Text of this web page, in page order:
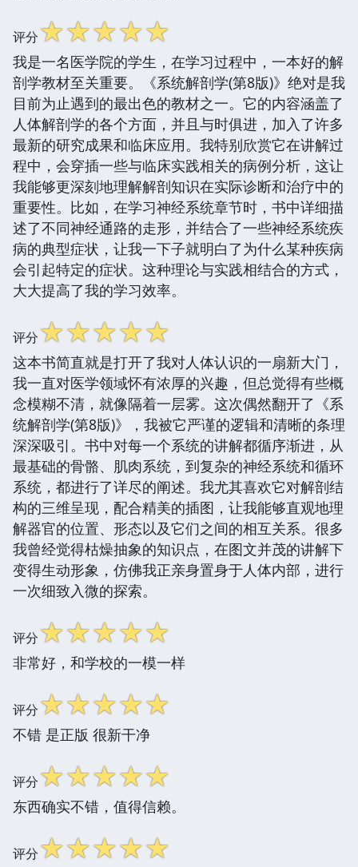
评分☆☆☆☆☆
我是一名医学院的学生，在学习过程中，一本好的解
剖学教材至关重要。《系统解剖学(第8版)》绝对是我
目前为止遇到的最出色的教材之一。它的内容涵盖了
人体解剖学的各个方面，并且与时俱进，加入了许多
最新的研究成果和临床应用。我特别欣赏它在讲解过
程中，会穿插一些与临床实践相关的病例分析，这让
我能够更深刻地理解解剖知识在实际诊断和治疗中的
重要性。比如，在学习神经系统章节时，书中详细描
述了不同神经通路的走形，并结合了一些神经系统疾
病的典型症状，让我一下子就明白了为什么某种疾病
会引起特定的症状。这种理论与实践相结合的方式，
大大提高了我的学习效率。
评分☆☆☆☆☆
这本书简直就是打开了我对人体认识的一扇新大门，
我一直对医学领域怀有浓厚的兴趣，但总觉得有些概
念模糊不清，就像隔着一层雾。这次偶然翻开了《系
统解剖学(第8版)》，我被它严谨的逻辑和清晰的条理
深深吸引。书中对每一个系统的讲解都循序渐进，从
最基础的骨骼、肌肉系统，到复杂的神经系统和循环
系统，都进行了详尽的阐述。我尤其喜欢它对解剖结
构的三维呈现，配合精美的插图，让我能够直观地理
解器官的位置、形态以及它们之间的相互关系。很多
我曾经觉得枯燥抽象的知识点，在图文并茂的讲解下
变得生动形象，仿佛我正亲身置身于人体内部，进行
一次细致入微的探索。
评分☆☆☆☆☆
非常好，和学校的一模一样
评分☆☆☆☆☆
不错 是正版 很新干净
评分☆☆☆☆☆
东西确实不错，值得信赖。
评分☆☆☆☆☆